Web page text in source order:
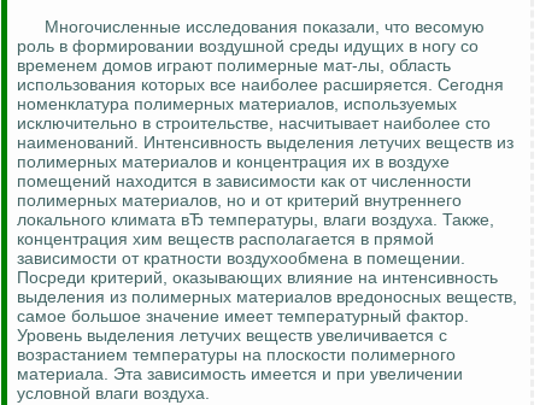
Многочисленные исследования показали, что весомую
роль в формировании воздушной среды идущих в ногу со
временем домов играют полимерные мат-лы, область
использования которых все наиболее расширяется. Сегодня
номенклатура полимерных материалов, используемых
исключительно в строительстве, насчитывает наиболее сто
наименований. Интенсивность выделения летучих веществ из
полимерных материалов и концентрация их в воздухе
помещений находится в зависимости как от численности
полимерных материалов, но и от критерий внутреннего
локального климата вЂ температуры, влаги воздуха. Также,
концентрация хим веществ располагается в прямой
зависимости от кратности воздухообмена в помещении.
Посреди критерий, оказывающих влияние на интенсивность
выделения из полимерных материалов вредоносных веществ,
самое большое значение имеет температурный фактор.
Уровень выделения летучих веществ увеличивается с
возрастанием температуры на плоскости полимерного
материала. Эта зависимость имеется и при увеличении
условной влаги воздуха.